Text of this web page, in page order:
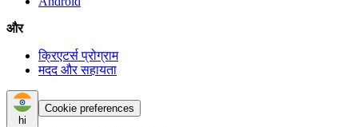
और
क्रिएटर्स प्रोग्राम
मदद और सहायता
hi
Cookie preferences